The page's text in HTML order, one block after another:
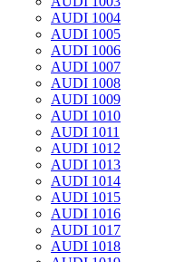
AUDI 1004
AUDI 1005
AUDI 1006
AUDI 1007
AUDI 1008
AUDI 1009
AUDI 1010
AUDI 1011
AUDI 1012
AUDI 1013
AUDI 1014
AUDI 1015
AUDI 1016
AUDI 1017
AUDI 1018